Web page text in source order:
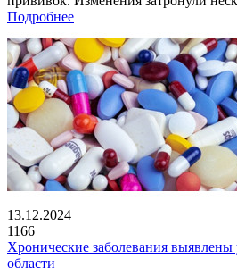
Подробнее
13.12.2024
1166
Хронические заболевания
области